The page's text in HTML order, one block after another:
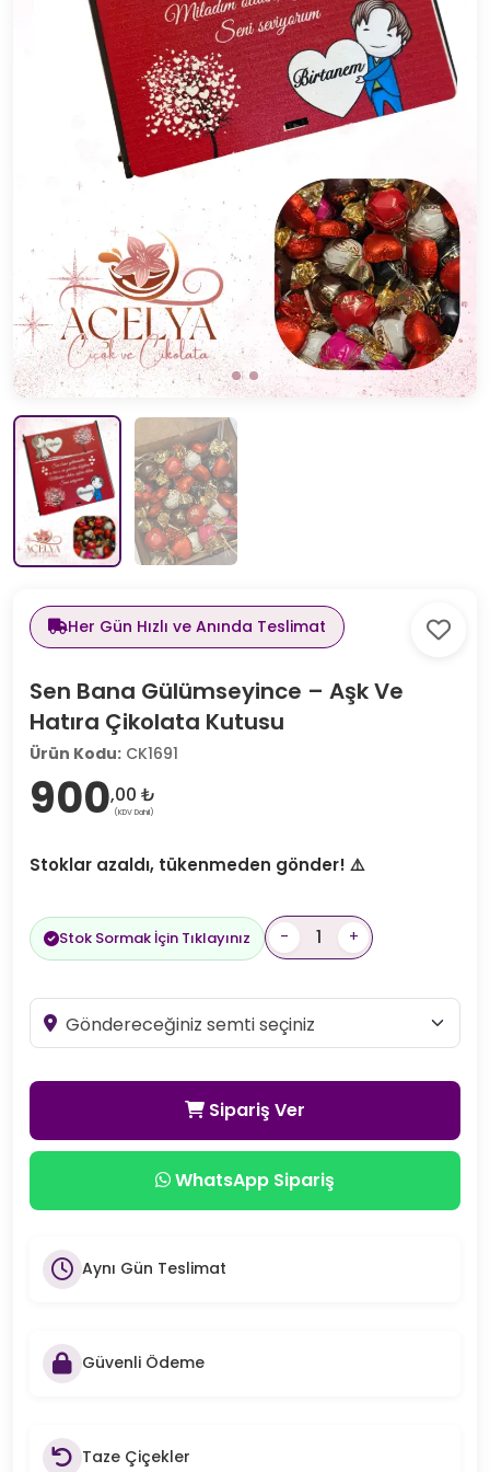
Her Gün Hızlı ve Anında Teslimat
Sen Bana Gülümseyince – Aşk Ve
Hatıra Çikolata Kutusu
Ürün Kodu: CK1691
900,00 ₺
(KDV Dahil)
Stoklar azaldı, tükenmeden gönder! ⚠️
Stok Sormak İçin Tıklayınız - +
Sipariş Ver
WhatsApp Sipariş
Aynı Gün Teslimat
Güvenli Ödeme
Taze Çiçekler